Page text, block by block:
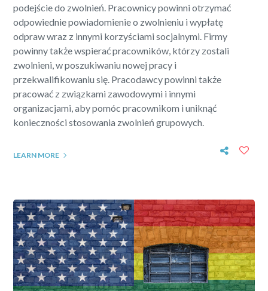
podejście do zwolnień. Pracownicy powinni otrzymać
odpowiednie powiadomienie o zwolnieniu i wypłatę
odpraw wraz z innymi korzyściami socjalnymi. Firmy
powinny także wspierać pracowników, którzy zostali
zwolnieni, w poszukiwaniu nowej pracy i
przekwalifikowaniu się. Pracodawcy powinni także
pracować z związkami zawodowymi i innymi
organizacjami, aby pomóc pracownikom i uniknąć
konieczności stosowania zwolnień grupowych.
LEARN MORE